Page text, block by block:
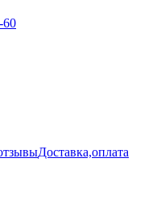
60
Доставка,оплата